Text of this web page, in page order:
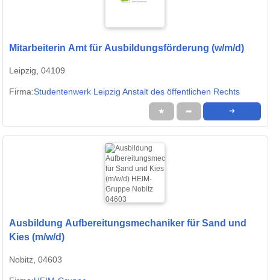
Mitarbeiterin Amt für Ausbildungsförderung (w/m/d)
Leipzig, 04109
Firma:Studentenwerk Leipzig Anstalt des öffentlichen Rechts
★ ➦ ➜
Ausbildung Aufbereitungsmechaniker für Sand und
Kies (m/w/d)
Nobitz, 04603